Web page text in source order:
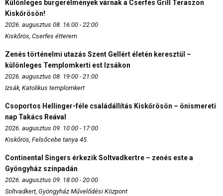
Különleges burgerélmények várnak a Cserfes Grill Teraszon
Kiskőrösön!
2026. augusztus 08. 16:00 - 22:00
Kiskőrös, Cserfes étterem
Zenés történelmi utazás Szent Gellért életén keresztül –
különleges Templomkerti est Izsákon
2026. augusztus 08. 19:00 - 21:00
Izsák, Katolikus templomkert
Csoportos Hellinger-féle családállítás Kiskőrösön – önismereti
nap Takács Reával
2026. augusztus 09. 10:00 - 17:00
Kiskőrös, Felsőcebe tanya 45.
Continental Singers érkezik Soltvadkertre – zenés este a
Gyöngyház színpadán
2026. augusztus 09. 18:00 - 20:00
Soltvadkert, Gyöngyház Művelődési Központ